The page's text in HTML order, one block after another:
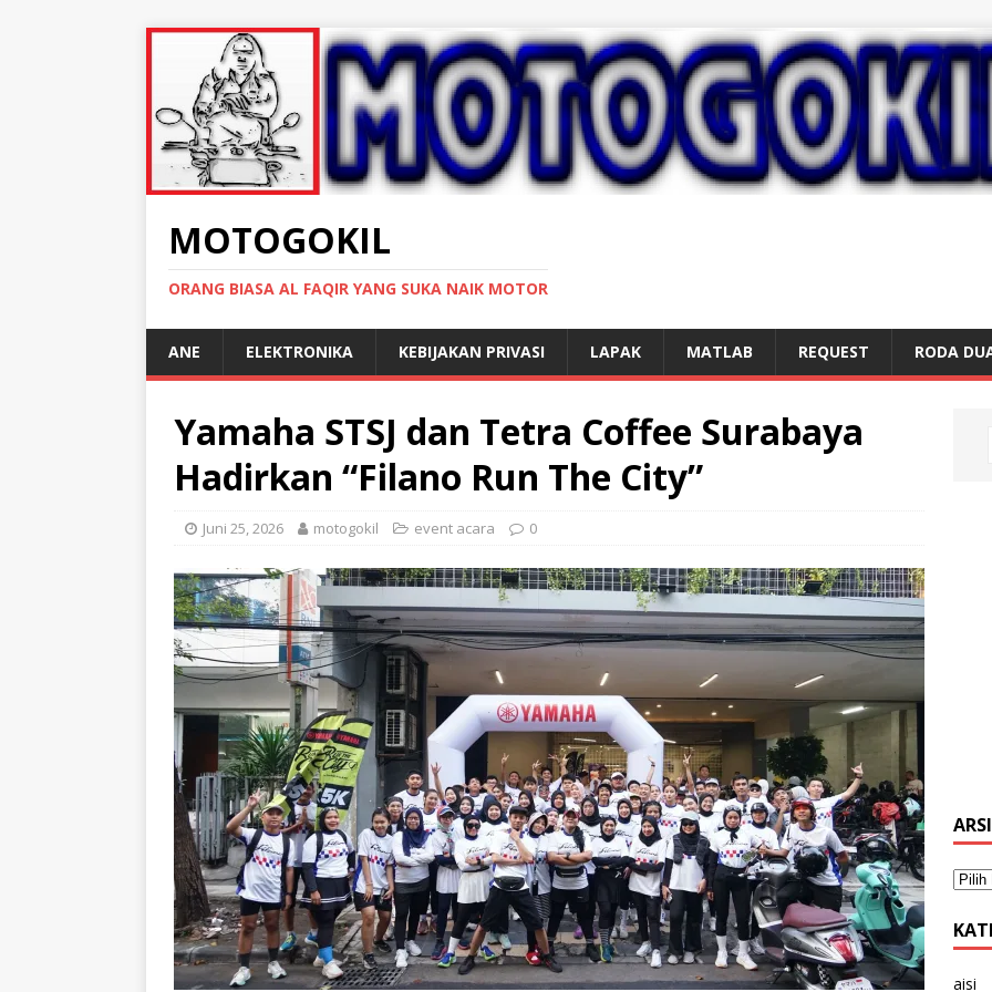
MOTOGOKIL
ORANG BIASA AL FAQIR YANG SUKA NAIK MOTOR
ANE ELEKTRONIKA KEBIJAKAN PRIVASI LAPAK MATLAB REQUEST RODA
Yamaha STSJ dan Tetra Coffee Surabaya
Hadirkan “Filano Run The City”
Juni 25, 2026 motogokil event acara 0
aisi